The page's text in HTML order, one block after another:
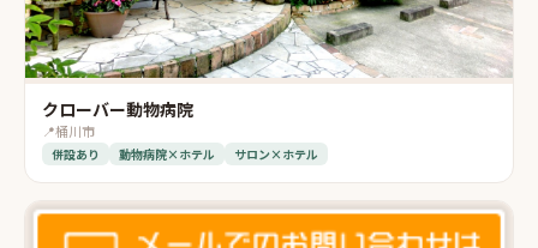
クローバー動物病院
📍桶川市
併設あり 動物病院×ホテル サロン×ホテル